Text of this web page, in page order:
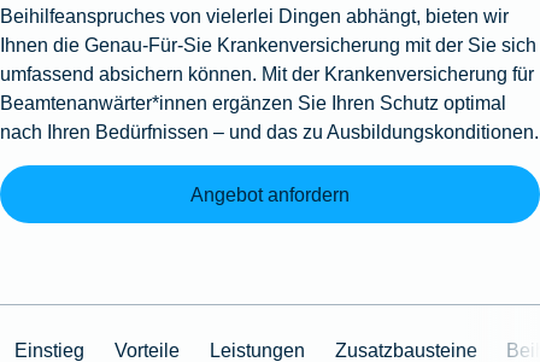
Beihilfeanspruches von vielerlei Dingen abhängt, bieten wir
Ihnen die Genau-Für-Sie Krankenversicherung mit der Sie sich
umfassend absichern können. Mit der Krankenversicherung für
Beamtenanwärter*innen ergänzen Sie Ihren Schutz optimal
nach Ihren Bedürfnissen – und das zu Ausbildungskonditionen.
Angebot anfordern
Einstieg Vorteile Leistungen Zusatzbausteine